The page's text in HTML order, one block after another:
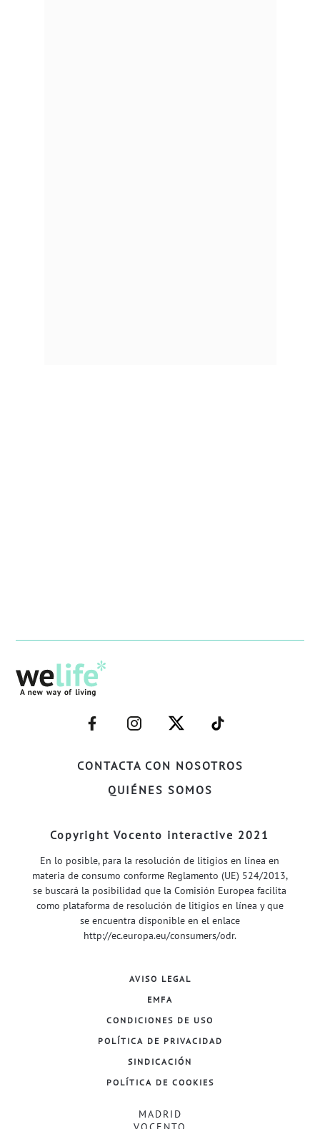
CONTACTA CON NOSOTROS
QUIÉNES SOMOS
–
FACEBOOK–
–
INSTAGRAM–
–
TWITTER–
–
WELIFE–
Copyright Vocento interactive 2021
En lo posible, para la resolución de litigios en línea en
materia de consumo conforme Reglamento (UE) 524/2013,
se buscará la posibilidad que la Comisión Europea facilita
como plataforma de resolución de litigios en línea y que
se encuentra disponible en el enlace
http://ec.europa.eu/consumers/odr.
AVISO LEGAL
EMFA
CONDICIONES DE USO
POLÍTICA DE PRIVACIDAD
SINDICACIÓN
POLÍTICA DE COOKIES
MADRID